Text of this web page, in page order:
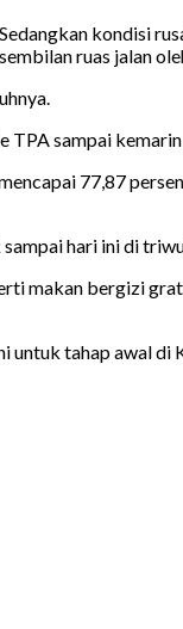
kondisi
ruas jalan
TPA sampai
77,87
hari ini di
makan bergizi
tahap awal di